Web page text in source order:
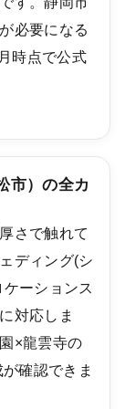
必要になる
時点で公式
市）の全カ
さで触れて
ディング(シ
ーションス
対応しま
×龍雲寺の
確認できま